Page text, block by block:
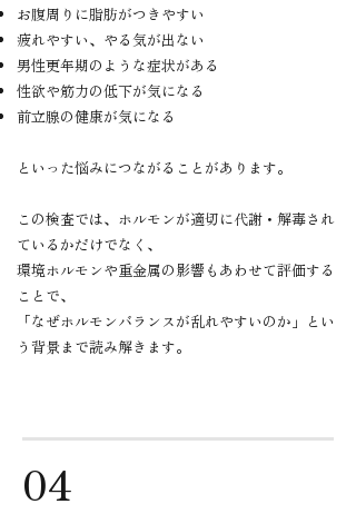
お腹周りに脂肪がつきやすい
疲れやすい、やる気が出ない
男性更年期のような症状がある
性欲や筋力の低下が気になる
前立腺の健康が気になる
といった悩みにつながることがあります。
この検査では、ホルモンが適切に代謝・解毒され
ているかだけでなく、
環境ホルモンや重金属の影響もあわせて評価する
ことで、
「なぜホルモンバランスが乱れやすいのか」とい
う背景まで読み解きます。
04